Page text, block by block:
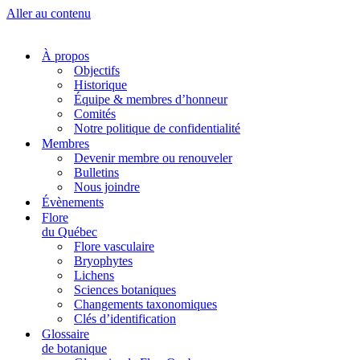
Aller au contenu
À propos
Objectifs
Historique
Équipe & membres d’honneur
Comités
Notre politique de confidentialité
Membres
Devenir membre ou renouveler
Bulletins
Nous joindre
Évènements
Flore
du Québec
Flore vasculaire
Bryophytes
Lichens
Sciences botaniques
Changements taxonomiques
Clés d’identification
Glossaire
de botanique